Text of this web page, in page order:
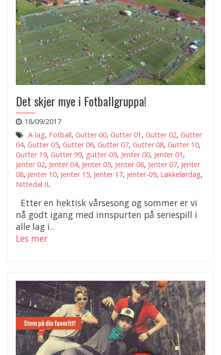
Det skjer mye i Fotballgruppa!
18/09/2017
A-lag, Fotball, Gutter 00, Gutter 01 , Gutter 02, Gutter
04, Gutter 05, Gutter 06, Gutter 07, Gutter 08, Gutter 10,
Gutter 19, Gutter 99, gutter-09, Jenter 00, Jenter 01 ,
Jenter 02, Jenter 04, Jenter 05, Jenter 06, Jenter 07, Jenter
08, Jenter 10, Jenter 15, Jenter 17, jenter-09, Løkkelørdag,
Nittedal IL
Etter en hektisk vårsesong og sommer er vi
nå godt igang med innspurten på seriespill i
alle lag i..
Les mer